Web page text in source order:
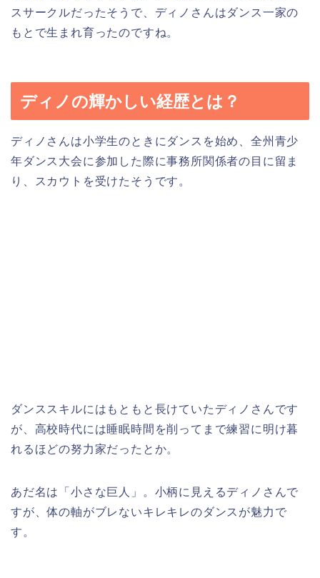
スサークルだったそうで、ディノさんはダンス一家の
もとで生まれ育ったのですね。
ディノの輝かしい経歴とは？
ディノさんは小学生のときにダンスを始め、全州青少
年ダンス大会に参加した際に事務所関係者の目に留ま
り、スカウトを受けたそうです。
ダンススキルにはもともと長けていたディノさんです
が、高校時代には睡眠時間を削ってまで練習に明け暮
れるほどの努力家だったとか。
あだ名は「小さな巨人」。小柄に見えるディノさんで
すが、体の軸がブレないキレキレのダンスが魅力で
す。